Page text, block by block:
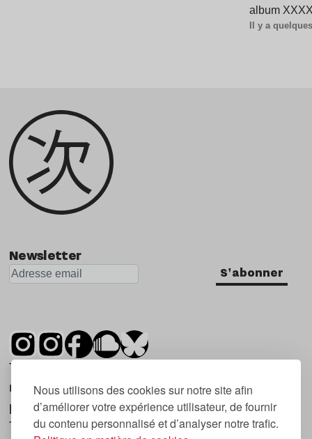
Nous utilisons des cookies sur notre site afin
d’améliorer votre expérience utilisateur, de fournir
du contenu personnalisé et d’analyser notre trafic.
album
Il y a
Newsletter
S'abonner
Tsugi est un mensuel indépendant sur la
musique et les nouvelles tendances, dont la
première parution date de 2007.
Tsugi en japonais signifie « prochain », « suivant